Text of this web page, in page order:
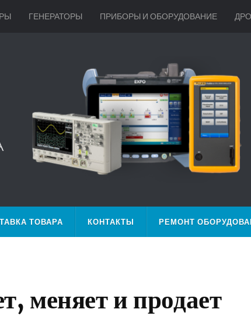
ГЕНЕРАТОРЫ ПРИБОРЫ И ОБОРУДОВАНИЕ
ТОВАРА КОНТАКТЫ РЕМОНТ
меняет и продает